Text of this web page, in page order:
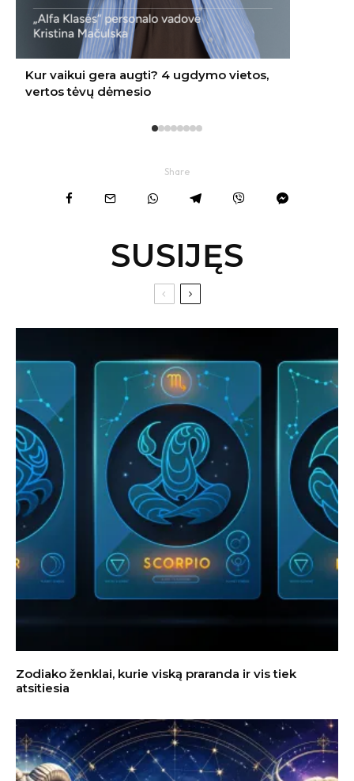
Share
SUSIJĘS
Zodiako ženklai, kurie viską praranda ir vis tiek
atsitiesia